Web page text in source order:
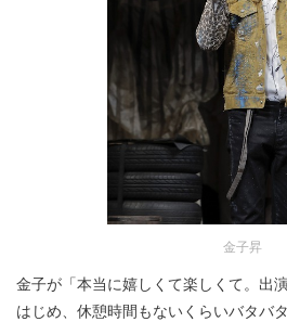
金子昇
金子が「本当に嬉しくて楽しくて。出
はじめ、休憩時間もないくらいバタバ